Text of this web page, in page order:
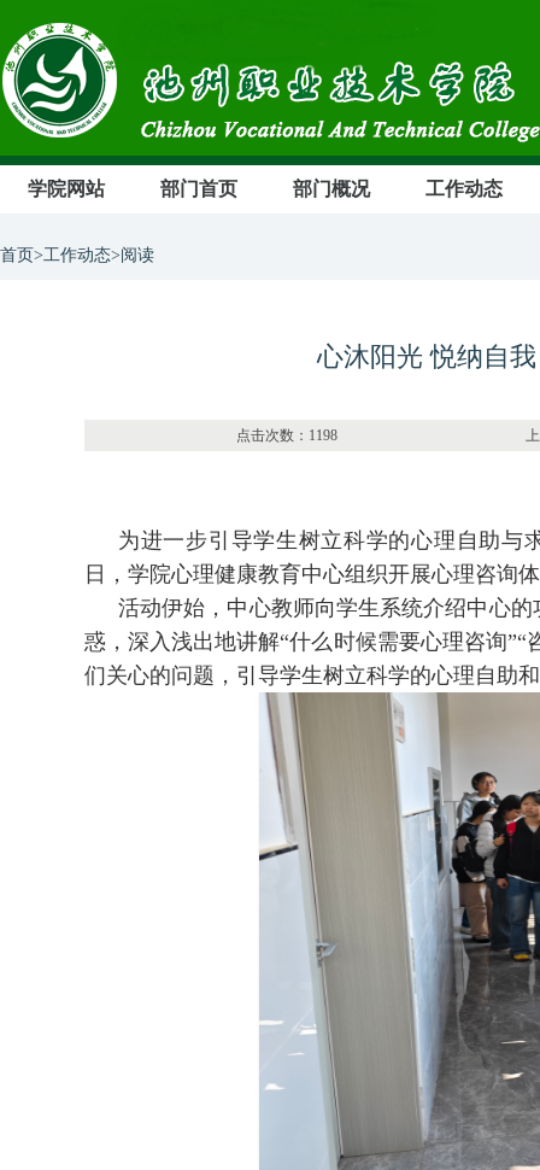
学院网站 部门首页 部门概况 工作动态
首页>工作动态>阅读
心沐阳光 悦纳自
点击次数：1198 上传
为进一步引导学生树立科学的心理自助与
日，学院心理健康教育中心组织开展心理咨询
活动伊始，中心教师向学生系统介绍中心
惑，深入浅出地讲解“什么时候需要心理咨询
们关心的问题，引导学生树立科学的心理自助